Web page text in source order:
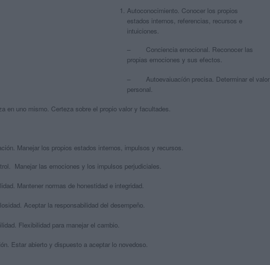
Autoconocimiento. Conocer los propios
estados internos, referencias, recursos e
intuiciones.
– Conciencia emocional. Reconocer las
propias emociones y sus efectos.
– Autoevaiuacíón precisa. Determinar el valor
personal.
uno mismo. Certeza sobre el propio valor y facultades.
Manejar los propios estados internos, impulsos y recursos.
las emociones y los impulsos perjudiciales.
Mantener normas de honestidad e integridad.
Aceptar la responsabilidad del desempeño.
Flexibilidad para manejar el cambio.
abierto y dispuesto a aceptar lo novedoso.